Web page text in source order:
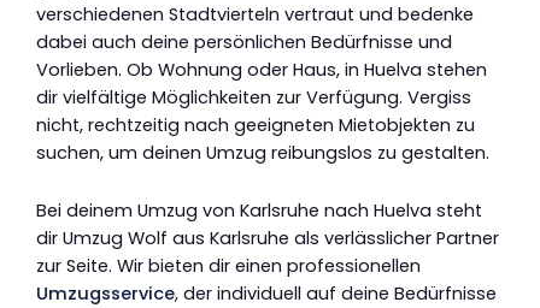
verschiedenen Stadtvierteln vertraut und bedenke
dabei auch deine persönlichen Bedürfnisse und
Vorlieben. Ob Wohnung oder Haus, in Huelva stehen
dir vielfältige Möglichkeiten zur Verfügung. Vergiss
nicht, rechtzeitig nach geeigneten Mietobjekten zu
suchen, um deinen Umzug reibungslos zu gestalten.
Bei deinem Umzug von Karlsruhe nach Huelva steht
dir Umzug Wolf aus Karlsruhe als verlässlicher Partner
zur Seite. Wir bieten dir einen professionellen
Umzugsservice, der individuell auf deine Bedürfnisse